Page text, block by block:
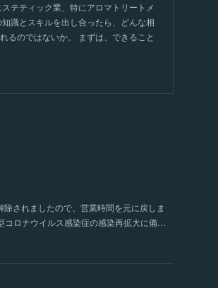
テティック業、特にアロマトリートメ
識とスキルを出し合ったら、どんな相
るのではないか。 まずは、できること
されましたので、営業時間を元に戻しま
ロナウイルス感染症の感染再拡大に備…